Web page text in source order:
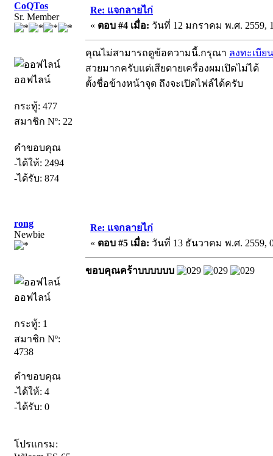
CoQTos
Sr. Member
ออฟไลน์
กระทู้: 477
สมาชิก Nº: 22
คำขอบคุณ
-ได้ให้: 2494
-ได้รับ: 874
Re: แจกลายไก่
« ตอบ #4 เมื่อ: วันที่ 12 มกราคม พ.ศ. 2559,
คุณไม่สามารถดูข้อความนี้.กรุณา ลงทะเบียน
สวยมากครับแต่เสียดายเครื่องผมเปิดไม่ได้
ตั้งชื่อข้างหน้าจุด ถึงจะเปิดไฟล์ได้ครับ
rong
Newbie
ออฟไลน์
กระทู้: 1
สมาชิก Nº:
4738
คำขอบคุณ
-ได้ให้: 4
-ได้รับ: 0
โปรแกรม:
Re: แจกลายไก่
« ตอบ #5 เมื่อ: วันที่ 13 ธันวาคม พ.ศ. 2559,
ขอบคุณคร้าบบบบบบ